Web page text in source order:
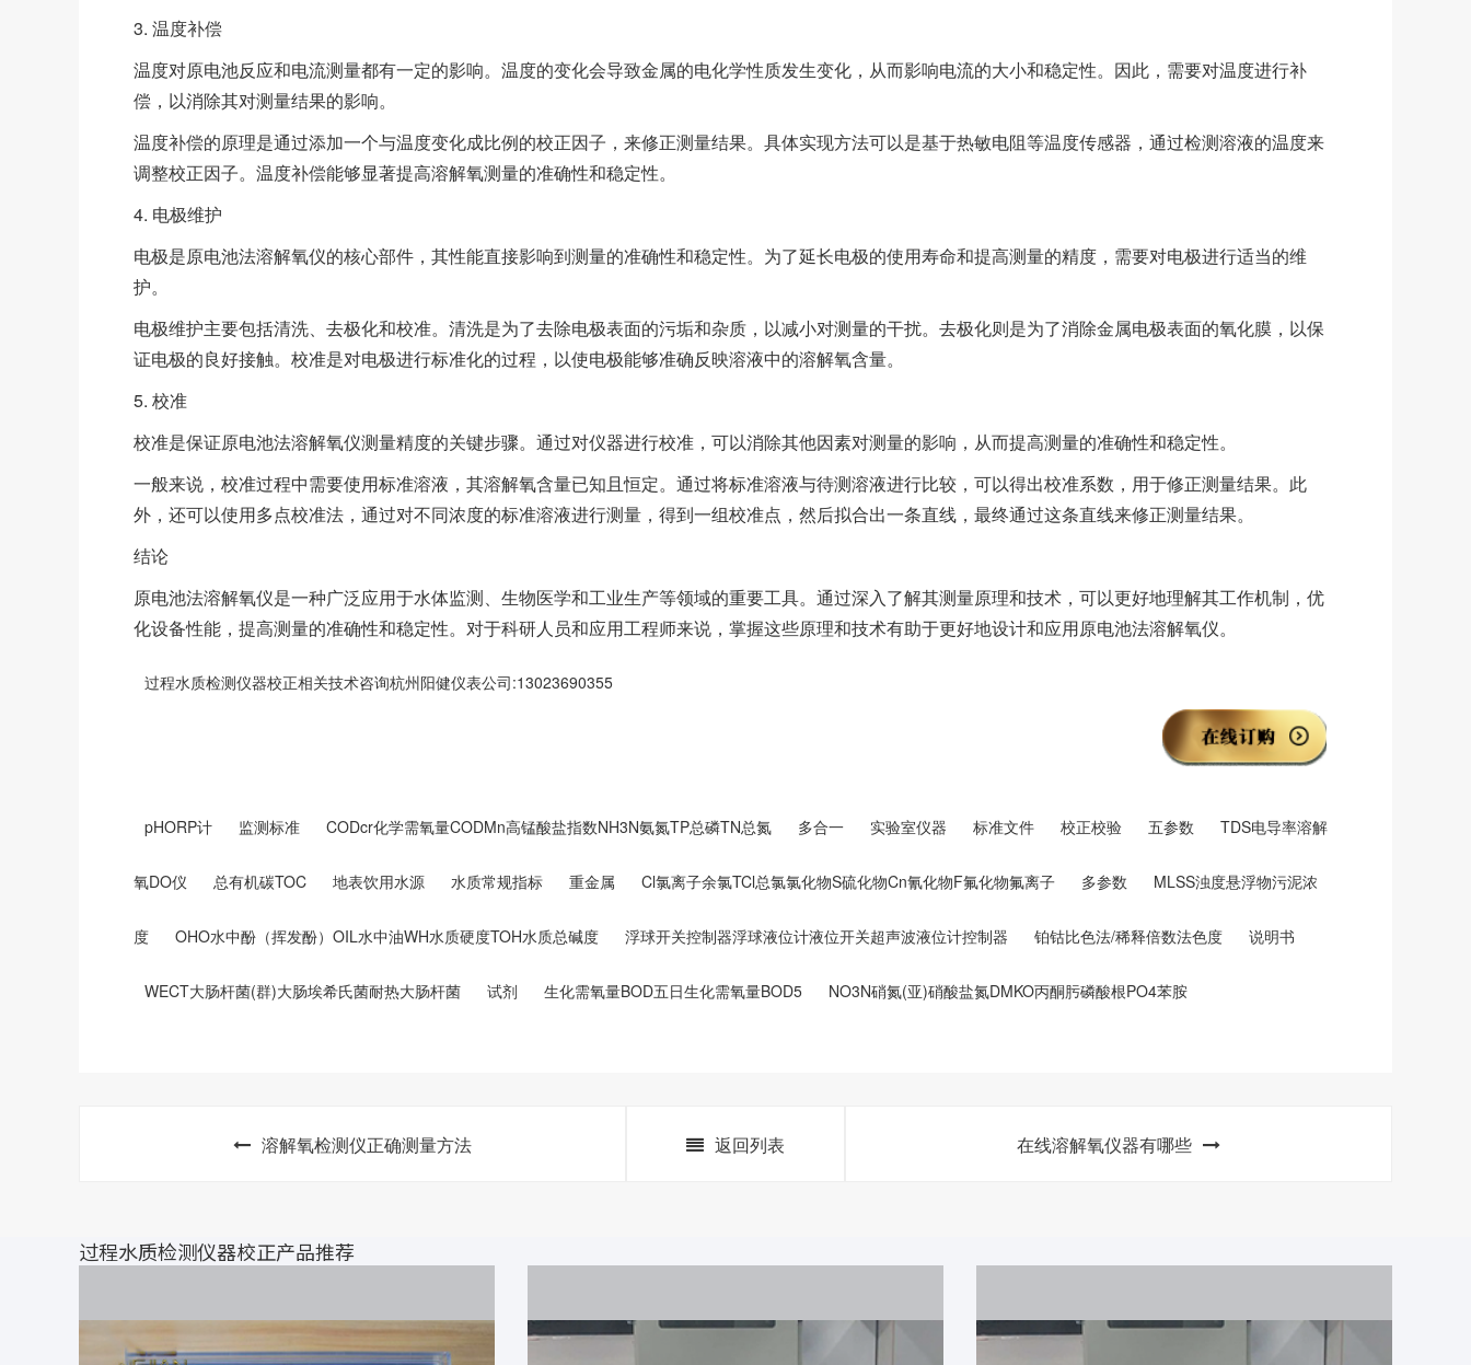
3. 温度补偿
温度对原电池反应和电流测量都有一定的影响。温度的变化会导致金属的电化学性质发生变化，从而影响电流的大小和稳定性。因此，需要对温度进行补
偿，以消除其对测量结果的影响。
温度补偿的原理是通过添加一个与温度变化成比例的校正因子，来修正测量结果。具体实现方法可以是基于热敏电阻等温度传感器，通过检测溶液的温度来
调整校正因子。温度补偿能够显著提高溶解氧测量的准确性和稳定性。
4. 电极维护
电极是原电池法溶解氧仪的核心部件，其性能直接影响到测量的准确性和稳定性。为了延长电极的使用寿命和提高测量的精度，需要对电极进行适当的维
护。
电极维护主要包括清洗、去极化和校准。清洗是为了去除电极表面的污垢和杂质，以减小对测量的干扰。去极化则是为了消除金属电极表面的氧化膜，以保
证电极的良好接触。校准是对电极进行标准化的过程，以使电极能够准确反映溶液中的溶解氧含量。
5. 校准
校准是保证原电池法溶解氧仪测量精度的关键步骤。通过对仪器进行校准，可以消除其他因素对测量的影响，从而提高测量的准确性和稳定性。
一般来说，校准过程中需要使用标准溶液，其溶解氧含量已知且恒定。通过将标准溶液与待测溶液进行比较，可以得出校准系数，用于修正测量结果。此
外，还可以使用多点校准法，通过对不同浓度的标准溶液进行测量，得到一组校准点，然后拟合出一条直线，最终通过这条直线来修正测量结果。
结论
原电池法溶解氧仪是一种广泛应用于水体监测、生物医学和工业生产等领域的重要工具。通过深入了解其测量原理和技术，可以更好地理解其工作机制，优
化设备性能，提高测量的准确性和稳定性。对于科研人员和应用工程师来说，掌握这些原理和技术有助于更好地设计和应用原电池法溶解氧仪。
过程水质检测仪器校正相关技术咨询杭州阳健仪表公司:13023690355
pHORP计 监测标准 CODcr化学需氧量CODMn高锰酸盐指数NH3N氨氮TP总磷TN总氮 多合一 实验室仪器 标准文件 校正校验 五参数 TDS电导率溶解
氧DO仪 总有机碳TOC 地表饮用水源 水质常规指标 重金属 Cl氯离子余氯TCl总氯氯化物S硫化物Cn氰化物F氟化物氟离子 多参数 MLSS浊度悬浮物污泥浓
度 OHO水中酚（挥发酚）OIL水中油WH水质硬度TOH水质总碱度 浮球开关控制器浮球液位计液位开关超声波液位计控制器 铂钴比色法/稀释倍数法色度 说明书
WECT大肠杆菌(群)大肠埃希氏菌耐热大肠杆菌 试剂 生化需氧量BOD五日生化需氧量BOD5 NO3N硝氮(亚)硝酸盐氮DMKO丙酮肟磷酸根PO4苯胺
溶解氧检测仪正确测量方法 返回列表 在线溶解氧仪器有哪些
过程水质检测仪器校正产品推荐